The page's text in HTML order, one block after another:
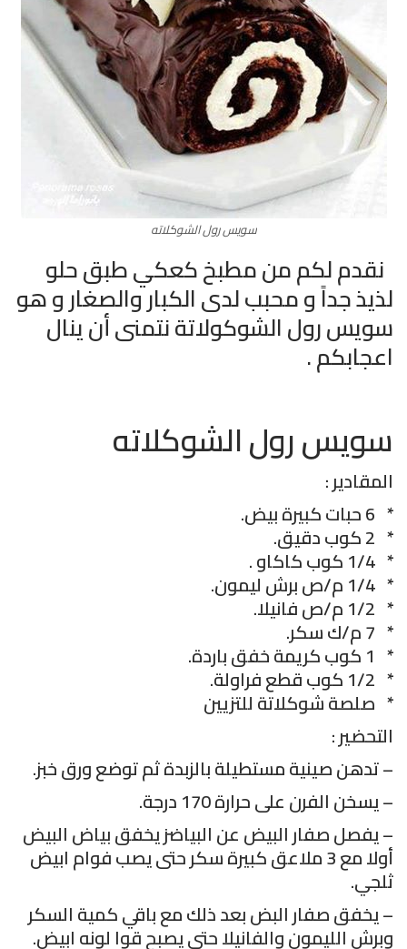
سويس رول الشوكلاته
نقدم لكم من مطبخ كعكي طبق حلو
لذيذ جداً و محبب لدى الكبار والصغار و هو
سويس رول الشوكولاتة نتمنى أن ينال
اعجابكم .
سويس رول الشوكلاته
المقادير :
* 6 حبات كبيرة بيض.
* 2 كوب دقيق.
* 1/4 كوب كاكاو .
* 1/4 م/ص برش ليمون.
* 1/2 م/ص فانيلا.
* 7 م/ك سكر.
* 1 كوب كريمة خفق باردة.
* 1/2 كوب قطع فراولة.
* صلصة شوكلاتة للتزيين
التحضير :
– تدهن صينية مستطيلة بالزبدة ثم توضع ورق خبز.
– يسخن الفرن على حرارة 170 درجة.
– يفصل صفار البيض عن البياضز يخفق بياض البيض
أولا مع 3 ملاعق كبيرة سكر حتى يصب فوام ابيض
ثلجي.
– يخفق صفار البض بعد ذلك مع باقي كمية السكر
وبرش الليمون والفانيلا حتى يصبح قوا لونه ابيض.